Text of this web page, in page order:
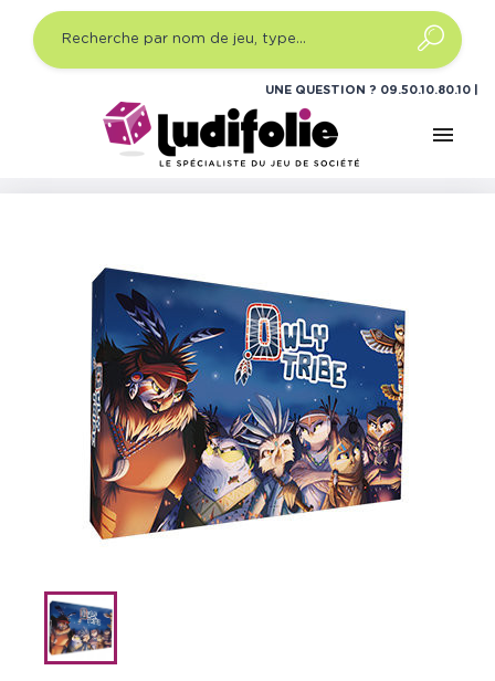
UNE QUESTION ? 09.50.10.80.10
menu
Jeux de société
Jeux de cartes stratégie